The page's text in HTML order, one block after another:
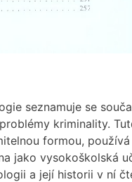
seznamuje se
kriminality.
formou,
jako vysokoškolská
a její historii v ní